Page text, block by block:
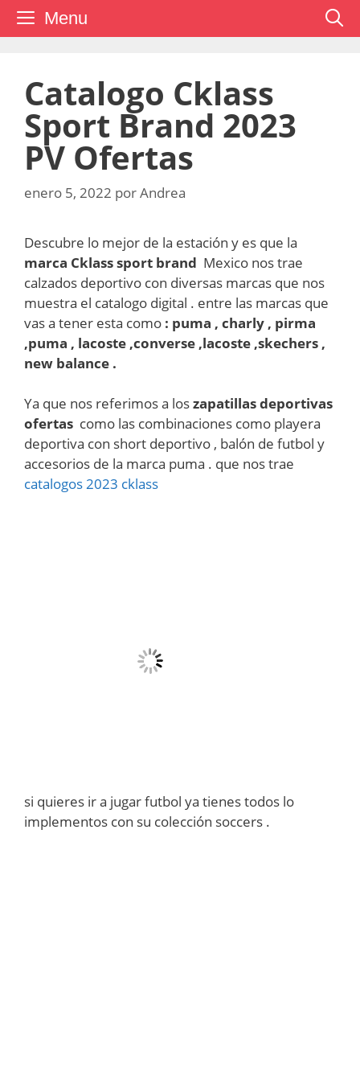
Saltar Menu
Catalogo Cklass
Sport Brand 2023
PV Ofertas
enero 5, 2022 porAndrea
Descubre lo mejor de la estación y es que la
marca Cklass sport brand Mexico nos trae
calzados deportivo con diversas marcas que nos
muestra el catalogo digital . entre las marcas que
vas a tener esta como : puma , charly , pirma
,puma , lacoste ,converse ,lacoste ,skechers ,
new balance .
Ya que nos referimos a loszapatillas deportivas
ofertas como las combinaciones como playera
deportiva con short deportivo , balón de futbol y
accesorios de la marca puma . que nos trae
catalogos 2023 cklass
si quieres ir a jugar futbol ya tienes todos lo
implementos con su colección soccers .